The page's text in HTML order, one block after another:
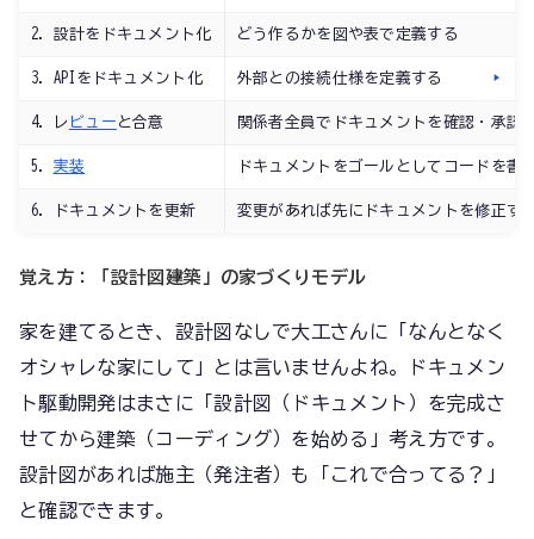
2. 設計をドキュメント化 どう作るかを図や表で定義する
3. APIをドキュメント化 外部との接続仕様を定義する
4. レ ビュー と合意 関係者全員でドキュメントを確認・承認
5. 実装 ドキュメントをゴールとしてコードを書
6. ドキュメントを更新 変更があれば先にドキュメントを修正す
覚え方：「設計図→建築」の家づくりモデル
家を建てるとき、設計図なしで大工さんに「なんとなく
オシャレな家にして」とは言いませんよね。ドキュメン
ト駆動開発はまさに「設計図（ドキュメント）を完成さ
せてから建築（コーディング）を始める」考え方です。
設計図があれば施主（発注者）も「これで合ってる？」
と確認できます。